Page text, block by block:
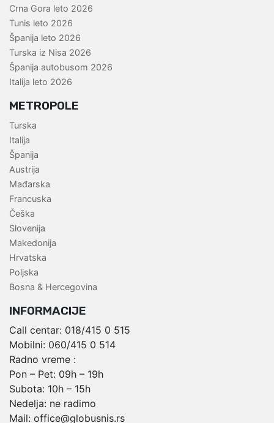
Crna Gora leto 2026
Tunis leto 2026
Španija leto 2026
Turska iz Nisa 2026
Španija autobusom 2026
Italija leto 2026
METROPOLE
Turska
Italija
Španija
Austrija
Mađarska
Francuska
Češka
Slovenija
Makedonija
Hrvatska
Poljska
Bosna & Hercegovina
INFORMACIJE
Call centar: 018/415 0 515
Mobilni: 060/415 0 514
Radno vreme :
Pon – Pet: 09h – 19h
Subota: 10h – 15h
Nedelja: ne radimo
Mail: office@globusnis.rs